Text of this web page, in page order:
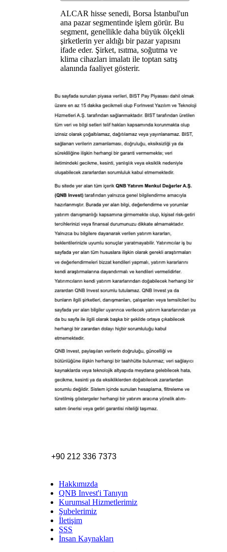
ALCAR hisse senedi, Borsa İstanbul'un
ana pazar segmentinde işlem görür. Bu
segment, genellikle daha büyük ölçekli
şirketlerin yer aldığı bir pazar yapısını
ifade eder. Şirket, ısıtma, soğutma ve
klima cihazları imalatı ile toptan satış
alanında faaliyet gösterir.
+90 212 336 7373
Hakkımızda
QNB Invest'i Tanıyın
Kurumsal Hizmetlerimiz
Şubelerimiz
İletişim
SSS
İnsan Kaynakları